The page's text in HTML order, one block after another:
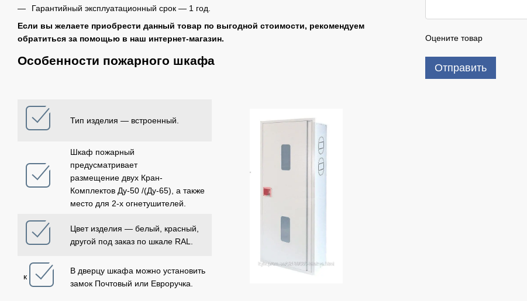
Гарантийный эксплуатационный срок ― 1 год.
Если вы желаете приобрести данный товар по выгодной стоимости, рекомендуем
обратиться за помощью в наш интернет-магазин.
Особенности пожарного шкафа
Тип изделия ― встроенный.
Шкаф пожарный
предусматривает
размещение двух Кран-
Комплектов Дy-50 /(Дy-65), а также
место для 2-х огнетушителей.
Цвет изделия ― белый, красный,
другой под заказ по шкале RAL.
к
В дверцу шкафа можно установить
замок Почтовый или Евроручка.
Оцените товар
Отправить